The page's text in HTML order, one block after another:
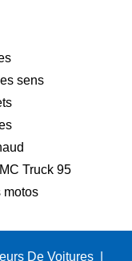
sens
Truck 95
motos
De Voitures